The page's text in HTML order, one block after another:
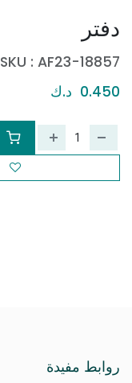
دفتر
SKU : AF23-18857
0.450 د.ك
روابط مفيدة